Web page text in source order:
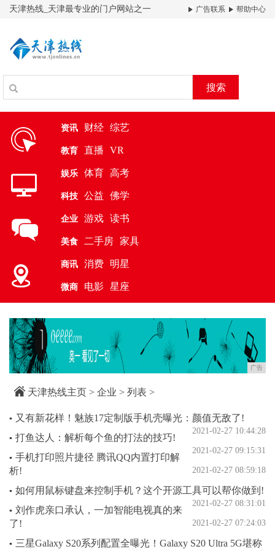
天津热线_天津最专业的门户网站之一 广告联系 帮助中心
搜索
资讯 财经 综艺
教育 直播 VR
娱乐 体育 高考
科技 公益 佛学
企业 游戏 读书
美食 二手房 家具
商讯 消费 明星
微商 电影 星座
广告
天津热线主页 > 企业 > 列表 >
▪ 又有新花样！魅族17定制版手机壳曝光：颜值无敌了!
2021-02-27 10:44:28
▪ 打鱼达人：解析每个鱼的打法的技巧!
2021-02-27 09:15:31
▪ 手机打印照片捷径 腾讯QQ内置打印解
析!
2021-02-27 08:59:18
▪ 如何用鼠标键盘来控制手机？这个开源工具可以帮你做到!
2021-02-27 08:31:01
▪ 刘作虎亲口承认，一加智能电视真的来
了!
2021-02-27 07:24:03
▪ 三星Galaxy S20系列配置全曝光！Galaxy S20 Ultra 5G堪称